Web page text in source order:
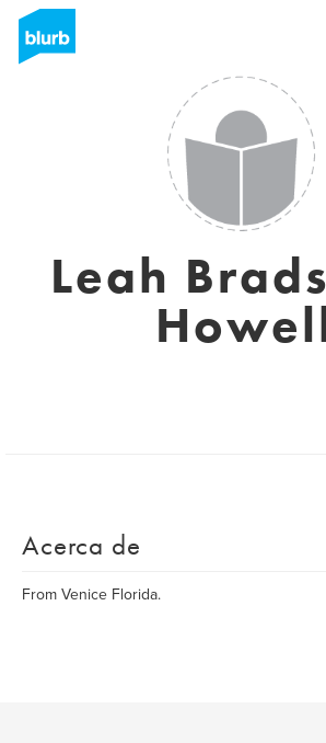
Leah
Acerca de
From Venice Florida.